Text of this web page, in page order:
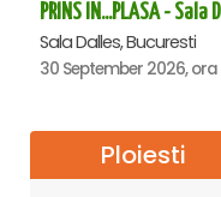
Sala Dalles, Bucuresti
Ploiesti